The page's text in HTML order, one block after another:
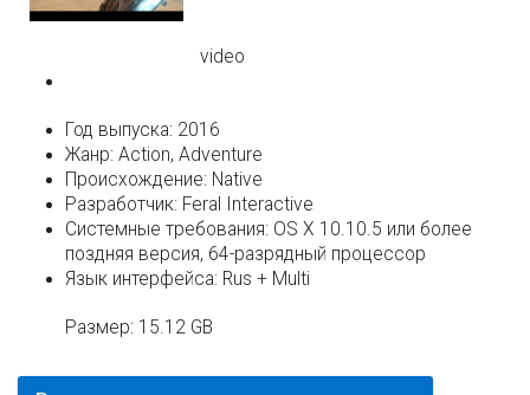
video
Год выпуска: 2016
Жанр: Action, Adventure
Происхождение: Native
Разработчик: Feral Interactive
Системные требования: OS X 10.10.5 или более
поздняя версия, 64-разрядный процессор
Язык интерфейса: Rus + Multi
Размер: 15.12 GB